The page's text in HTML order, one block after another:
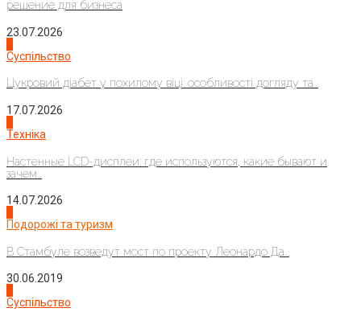
решение для бизнеса
23.07.2026
Суспільство
Цукровий діабет у похилому віці: особливості догляду та...
17.07.2026
Техніка
Настенные LCD-дисплеи: где используются, какие бывают и
зачем...
14.07.2026
Подорожі та туризм
В Стамбуле возведут мост по проекту Леонардо Да...
30.06.2019
Суспільство